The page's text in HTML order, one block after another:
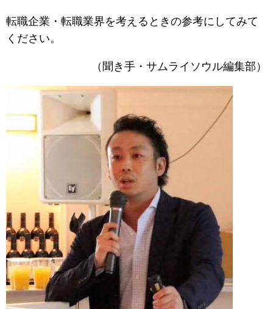
転職企業・転職業界を考えるときの参考にしてみて
ください。
（聞き手・サムライソウル編集部）